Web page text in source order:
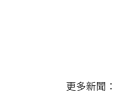
更多新聞：